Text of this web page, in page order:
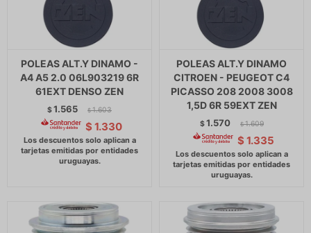
POLEAS ALT.Y DINAMO -
A4 A5 2.0 06L903219 6R
61EXT DENSO ZEN
$1.565 $ 1.603
$ 1.330
POLEAS ALT.Y DINAMO
CITROEN - PEUGEOT C4
PICASSO 208 2008 3008
1,5D 6R 59EXT ZEN
$1.570 $ 1.609
$ 1.335